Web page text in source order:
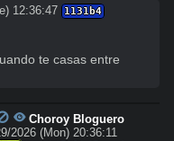
12:36:47 1131b4
te casas entre
Choroy Bloguero
2026 (Mon) 20:36:11